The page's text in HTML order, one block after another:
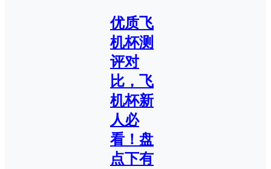
优质飞
机杯测
评对
比，飞
机杯新
人必
看！盘
点下有